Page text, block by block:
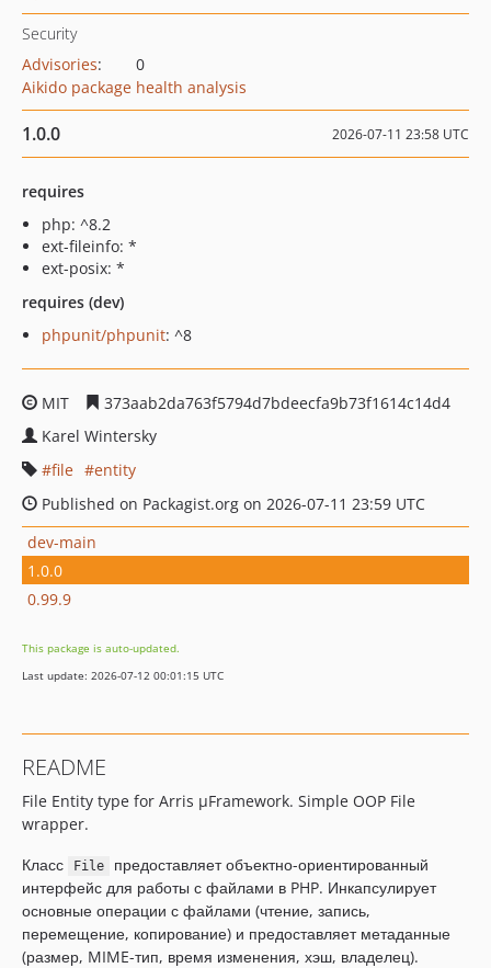
Security
Advisories:
0
Aikido package health analysis
1.0.0 2026-07-11 23:58 UTC
requires
php: ^8.2
ext-fileinfo: *
ext-posix: *
requires (dev)
phpunit/phpunit: ^8
MIT
373aab2da763f5794d7bdeecfa9b73f1614c14d4
Karel Wintersky
file
entity
Published on Packagist.org on 2026-07-11 23:59 UTC
dev-main
1.0.0
0.99.9
This package is auto-updated.
Last update: 2026-07-12 00:01:15 UTC
README
File Entity type for Arris µFramework. Simple OOP File
wrapper.
Класс
File
предоставляет объектно-ориентированный
интерфейс для работы с файлами в PHP. Инкапсулирует
основные операции с файлами (чтение, запись,
перемещение, копирование) и предоставляет метаданные
(размер, MIME-тип, время изменения, хэш, владелец).